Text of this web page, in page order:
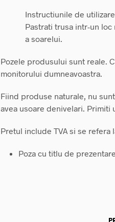
Instructiunile de utilizare
Pastrati trusa intr-un
a soarelui.
Pozele produsului sunt reale.
monitorului dumneavoastra.
Fiind produse naturale, nu
avea usoare denivelari.
Pretul include TVA si se refera
Poza cu titlu de